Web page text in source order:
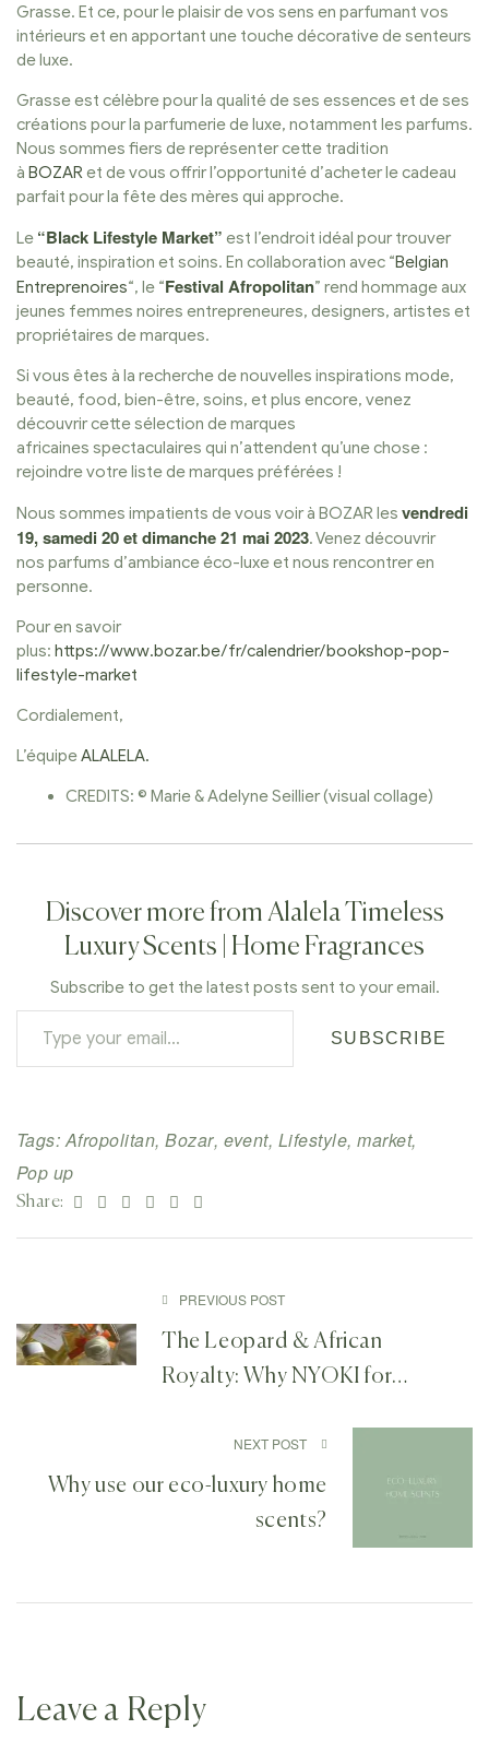
Grasse. Et ce, pour le plaisir de vos sens en parfumant vos
intérieurs et en apportant une touche décorative de senteurs
de luxe.
Grasse est célèbre pour la qualité de ses essences et de ses
créations pour la parfumerie de luxe, notamment les parfums.
Nous sommes fiers de représenter cette tradition
à BOZARet de vous offrir l’opportunité d’acheter le cadeau
parfait pour la fête des mères qui approche.
Le “Black Lifestyle Market” est l’endroit idéal pour trouver
beauté, inspiration et soins. En collaboration avec “Belgian
Entreprenoires“, le “Festival Afropolitan” rend hommage aux
jeunes femmes noires entrepreneures, designers, artistes et
propriétaires de marques.
Si vous êtes à la recherche de nouvelles inspirations mode,
beauté, food, bien-être, soins, et plus encore, venez
découvrir cette sélection de marques
africaines spectaculaires qui n’attendent qu’une chose :
rejoindre votre liste de marques préférées !
Nous sommes impatients de vous voir à BOZAR les vendredi
19, samedi 20 et dimanche 21 mai 2023. Venez découvrir
nos parfums d’ambiance éco-luxe et nous rencontrer en
personne.
Pour en savoir
plus: https://www.bozar.be/fr/calendrier/bookshop-pop-
lifestyle-market
Cordialement,
L’équipeALALELA.
CREDITS: © Marie & Adelyne Seillier (visual collage)
Discover more from Alalela Timeless
Luxury Scents | Home Fragrances
Subscribe to get the latest posts sent to your email.
SUBSCRIBE
Tags: Afropolitan,Bozar, event, Lifestyle,market,
Pop up
Share: Facebook
TwitterLinkedinGoogle+Pinterest
Email
PREVIOUS POST
The Leopard & African
Royalty: Why NYOKI for
NEXT POST
Why use our eco-luxury home
scents?
Leave a Reply